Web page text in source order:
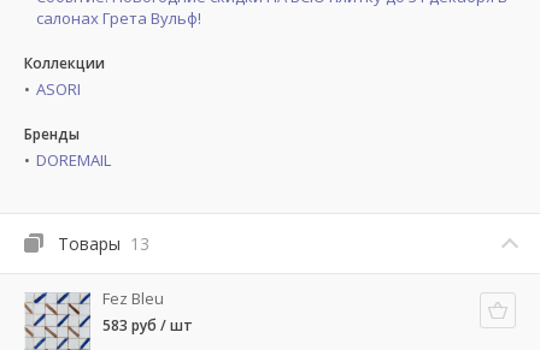
салонах Грета Вульф!
Коллекции
ASORI
Бренды
DOREMAIL
Товары 13
Fez Bleu
583 руб / шт